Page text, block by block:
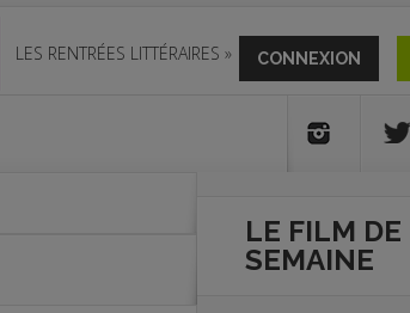
LES RENTRÉES LITTÉRAIRES » CONNEXION
LE FILM DE
SEMAINE